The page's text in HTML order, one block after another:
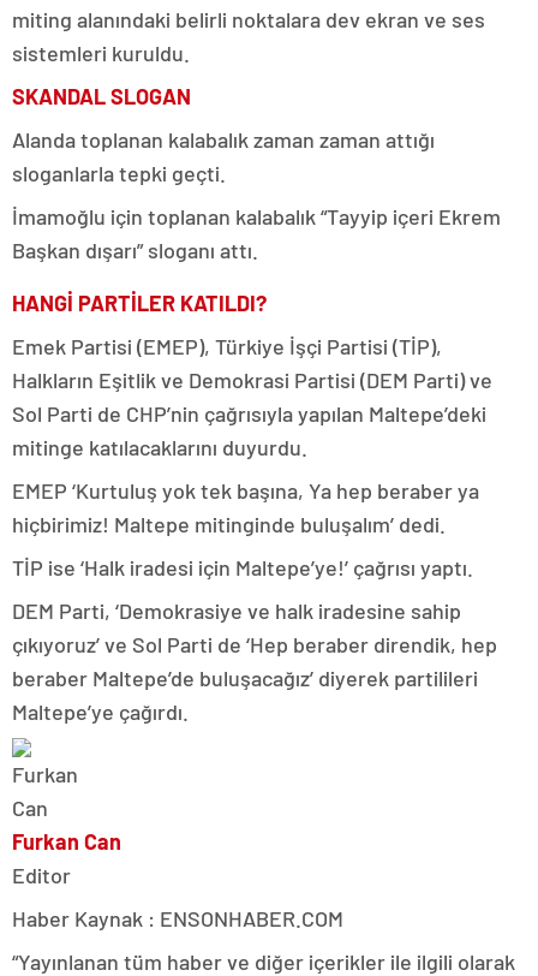
miting alanındaki belirli noktalara dev ekran ve ses
sistemleri kuruldu.
SKANDAL SLOGAN
Alanda toplanan kalabalık zaman zaman attığı
sloganlarla tepki geçti.
İmamoğlu için toplanan kalabalık “Tayyip içeri Ekrem
Başkan dışarı” sloganı attı.
HANGİ PARTİLER KATILDI?
Emek Partisi (EMEP), Türkiye İşçi Partisi (TİP),
Halkların Eşitlik ve Demokrasi Partisi (DEM Parti) ve
Sol Parti de CHP’nin çağrısıyla yapılan Maltepe’deki
mitinge katılacaklarını duyurdu.
EMEP ‘Kurtuluş yok tek başına, Ya hep beraber ya
hiçbirimiz! Maltepe mitinginde buluşalım’ dedi.
TİP ise ‘Halk iradesi için Maltepe’ye!’ çağrısı yaptı.
DEM Parti, ‘Demokrasiye ve halk iradesine sahip
çıkıyoruz’ ve Sol Parti de ‘Hep beraber direndik, hep
beraber Maltepe’de buluşacağız’ diyerek partilileri
Maltepe’ye çağırdı.
Furkan Can
Editor
Haber Kaynak : ENSONHABER.COM
“Yayınlanan tüm haber ve diğer içerikler ile ilgili olarak